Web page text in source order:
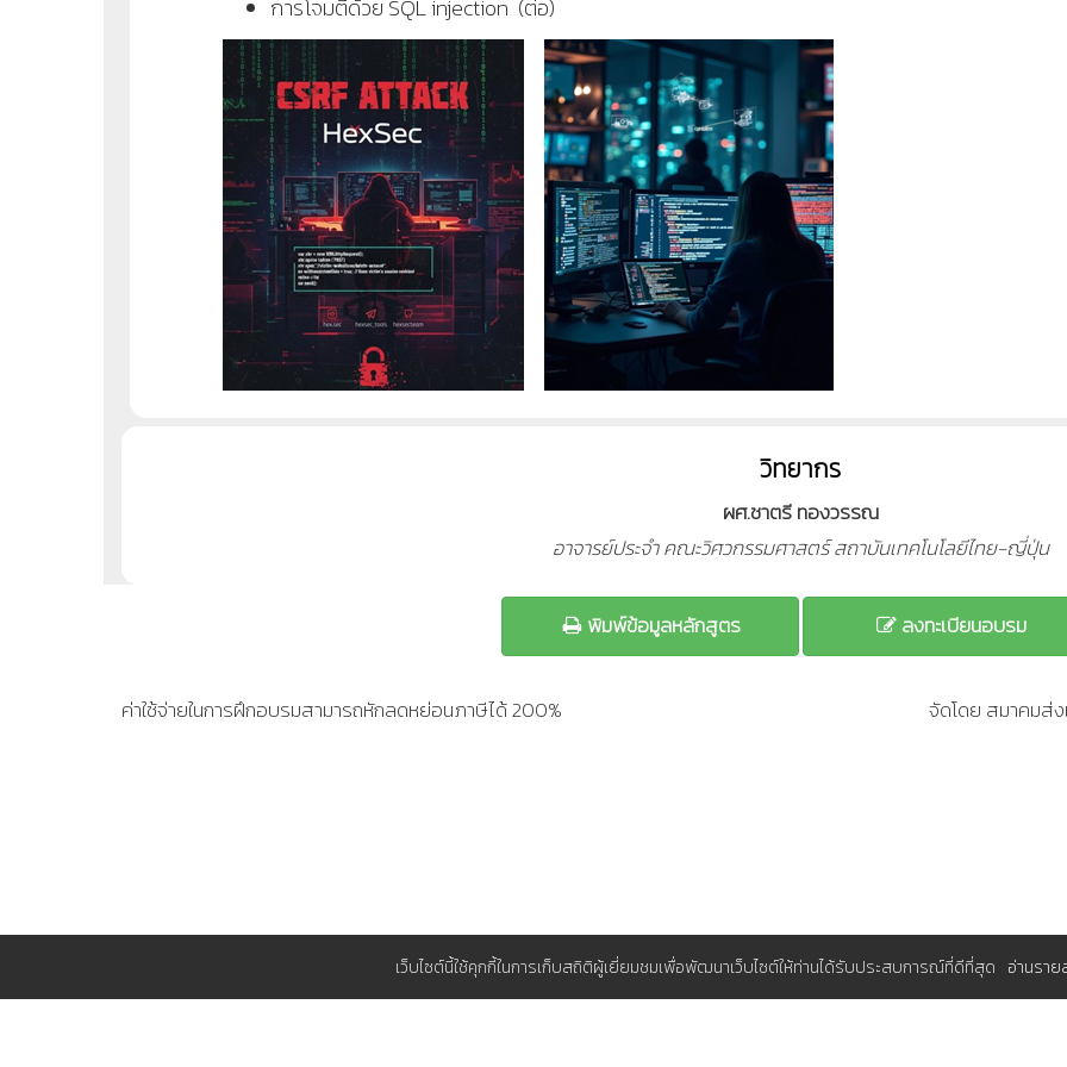
การโจมตีด้วย SQL injection (ต่อ)
วิทยากร
ผศ.ชาตรี ทองวรรณ
อาจารย์ประจำ คณะวิศวกรรมศาสตร์ สถาบันเทคโนโลยีไทย-ญี่ปุ่น
พิมพ์ข้อมูลหลักสูตร ลงทะเบียนอบรม
ค่าใช้จ่ายในการฝึกอบรมสามารถหักลดหย่อนภาษีได้ 200% จัดโดย สมาคมส่
เว็บไซต์นี้ใช้คุกกี้ในการเก็บสถิติผู้เยี่ยมชมเพื่อพัฒนาเว็บไซต์ให้ท่านได้รับประสบการณ์ที่ดีที่สุด อ่านราย